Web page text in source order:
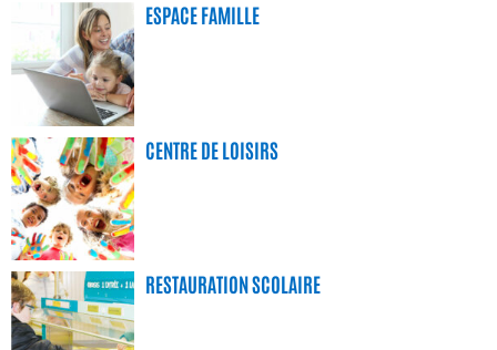
ESPACE FAMILLE
CENTRE DE LOISIRS
RESTAURATION SCOLAIRE